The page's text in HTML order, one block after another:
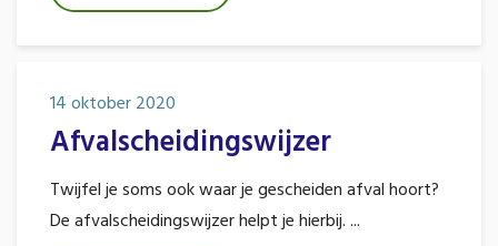
14 oktober 2020
Afvalscheidingswijzer
Twijfel je soms ook waar je gescheiden afval hoort?
De afvalscheidingswijzer helpt je hierbij. ...